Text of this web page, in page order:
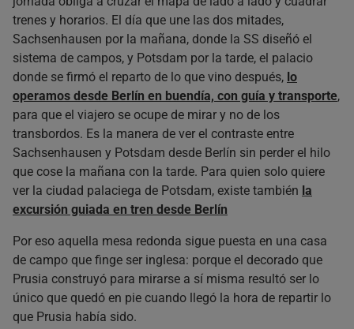
trenes y horarios. El día que une las dos mitades,
Sachsenhausen por la mañana, donde la SS diseñó el
sistema de campos, y Potsdam por la tarde, el palacio
donde se firmó el reparto de lo que vino después, lo
operamos desde Berlín en buendía, con guía y transporte,
para que el viajero se ocupe de mirar y no de los
transbordos. Es la manera de ver el contraste entre
Sachsenhausen y Potsdam desde Berlín sin perder el hilo
que cose la mañana con la tarde. Para quien solo quiere
ver la ciudad palaciega de Potsdam, existe también la
excursión guiada en tren desde Berlín
Por eso aquella mesa redonda sigue puesta en una casa
de campo que finge ser inglesa: porque el decorado que
Prusia construyó para mirarse a sí misma resultó ser lo
único que quedó en pie cuando llegó la hora de repartir lo
que Prusia había sido.